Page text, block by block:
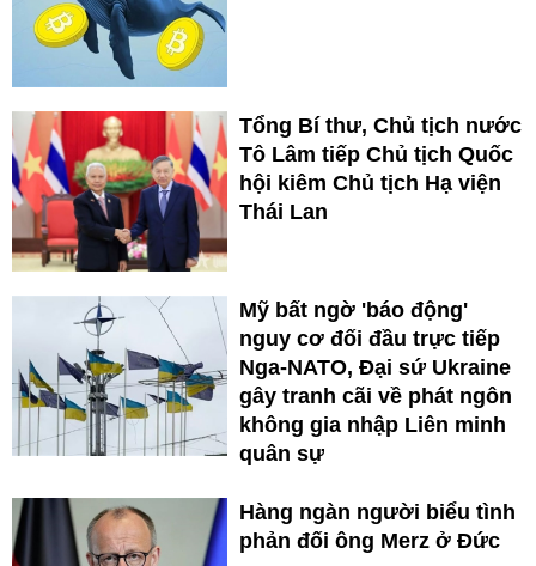
Tổng Bí thư, Chủ tịch nước
Tô Lâm tiếp Chủ tịch Quốc
hội kiêm Chủ tịch Hạ viện
Thái Lan
Mỹ bất ngờ 'báo động'
nguy cơ đối đầu trực tiếp
Nga-NATO, Đại sứ Ukraine
gây tranh cãi về phát ngôn
không gia nhập Liên minh
quân sự
Hàng ngàn người biểu tình
phản đối ông Merz ở Đức